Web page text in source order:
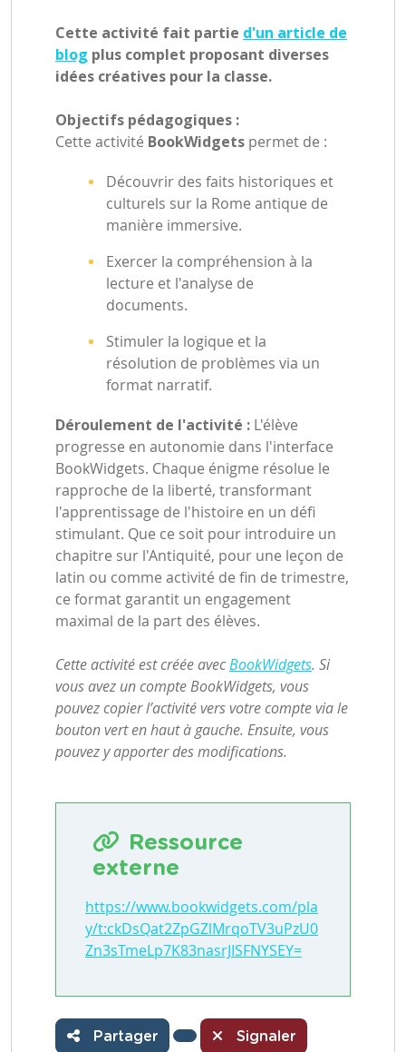
Cette activité fait partie d'un article de
blog plus complet proposant diverses
idées créatives pour la classe.
Objectifs pédagogiques :
Cette activité BookWidgets permet de :
Découvrir des faits historiques et
culturels sur la Rome antique de
manière immersive.
Exercer la compréhension à la
lecture et l'analyse de
documents.
Stimuler la logique et la
résolution de problèmes via un
format narratif.
Déroulement de l'activité : L'élève
progresse en autonomie dans l'interface
BookWidgets. Chaque énigme résolue le
rapproche de la liberté, transformant
l'apprentissage de l'histoire en un défi
stimulant. Que ce soit pour introduire un
chapitre sur l'Antiquité, pour une leçon de
latin ou comme activité de fin de trimestre,
ce format garantit un engagement
maximal de la part des élèves.
Cette activité est créée avecBookWidgets. Si
vous avez un compte BookWidgets, vous
pouvez copier l’activité vers votre compte via le
bouton vert en haut à gauche. Ensuite, vous
pouvez y apporter des modifications.
Ressource
externe
https://www.bookwidgets.com/pla
y/t:ckDsQat2ZpGZlMrqoTV3uPzU0
Zn3sTmeLp7K83nasrJISFNYSEY=
Partager Signaler